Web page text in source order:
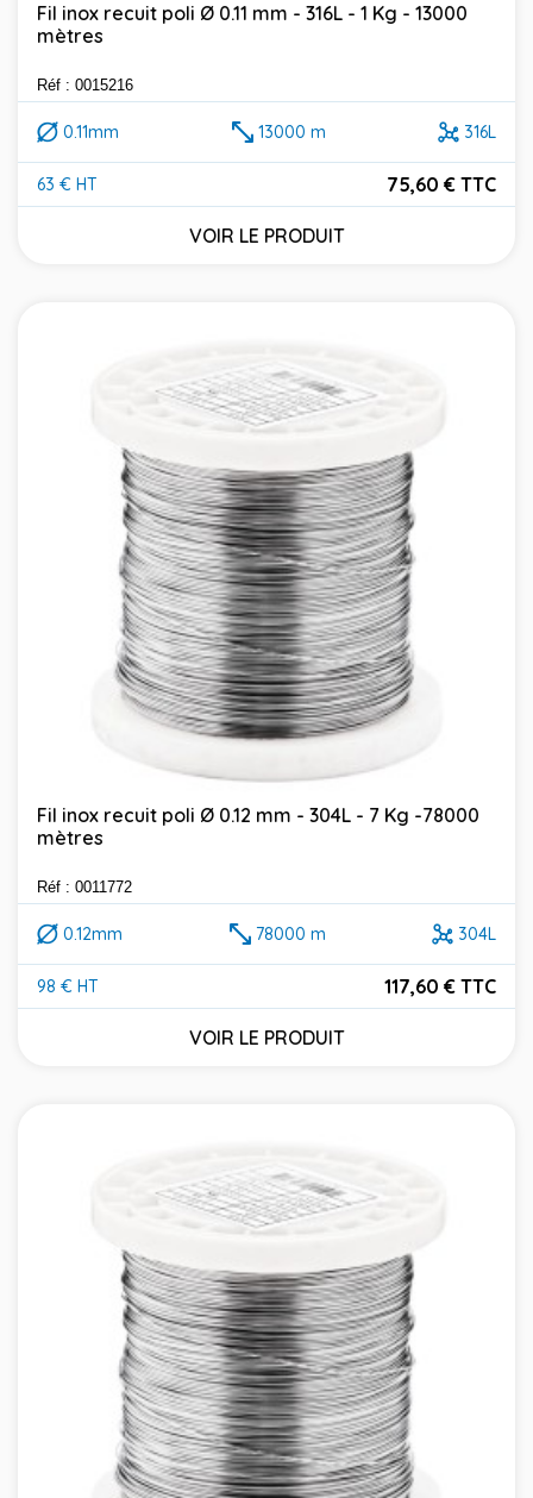
Fil inox recuit poli Ø 0.11 mm - 316L - 1 Kg - 13000
mètres
Réf : 0015216
0.11mm 13000 m 316L
63 € HT
Prix
75,60 € TTC
VOIR LE PRODUIT
Fil inox recuit poli Ø 0.12 mm - 304L - 7 Kg -78000
mètres
Réf : 0011772
0.12mm 78000 m 304L
98 € HT
Prix
117,60 € TTC
VOIR LE PRODUIT